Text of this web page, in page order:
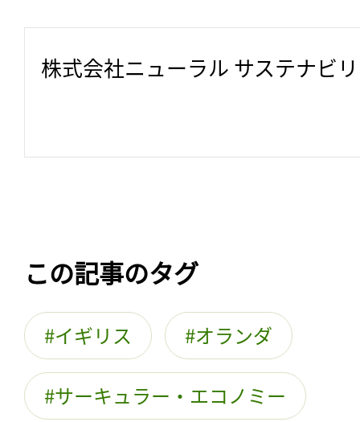
株式会社ニューラル サステナビ
この記事のタグ
イギリス オランダ
サーキュラー・エコノミー